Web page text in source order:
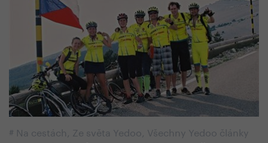
# Na cestách Ze světa Yedoo Všechny Yedoo články